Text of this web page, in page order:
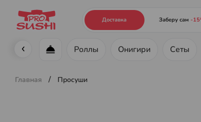
Доставка Заберу сам -
Меню ресторана
Роллы Онигири Сеты
Главная / Просуши